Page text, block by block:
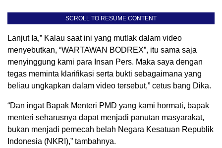
SCROLL TO RESUME CONTENT
Lanjut Ia,” Kalau saat ini yang mutlak dalam video
menyebutkan, “WARTAWAN BODREX”, itu sama saja
menyinggung kami para Insan Pers. Maka saya dengan
tegas meminta klarifikasi serta bukti sebagaimana yang
beliau ungkapkan dalam video tersebut,” cetus bang Dika.
“Dan ingat Bapak Menteri PMD yang kami hormati, bapak
menteri seharusnya dapat menjadi panutan masyarakat,
bukan menjadi pemecah belah Negara Kesatuan Republik
Indonesia (NKRI),” tambahnya.